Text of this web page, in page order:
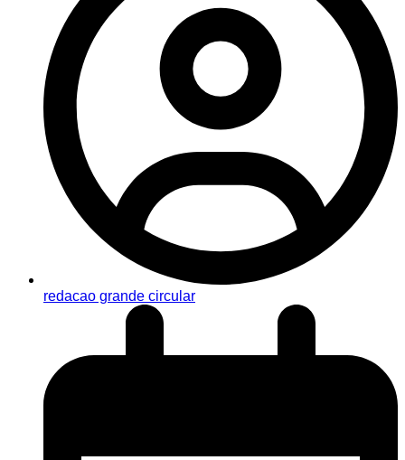
redacao grande circular